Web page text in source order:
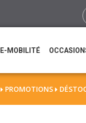
E-MOBILITÉ
 PROMOTIONS 